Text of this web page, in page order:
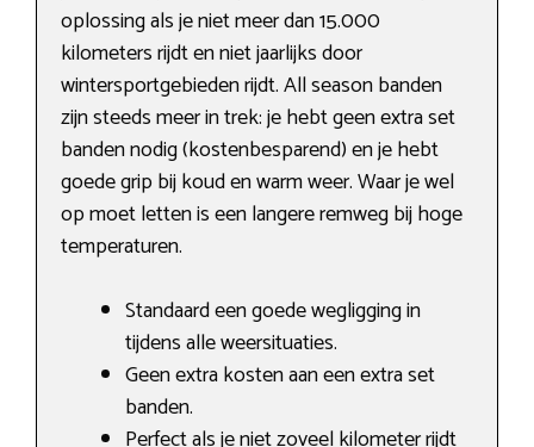
oplossing als je niet meer dan 15.000
kilometers rijdt en niet jaarlijks door
wintersportgebieden rijdt. All season banden
zijn steeds meer in trek: je hebt geen extra set
banden nodig (kostenbesparend) en je hebt
goede grip bij koud en warm weer. Waar je wel
op moet letten is een langere remweg bij hoge
temperaturen.
Standaard een goede wegligging in
tijdens alle weersituaties.
Geen extra kosten aan een extra set
banden.